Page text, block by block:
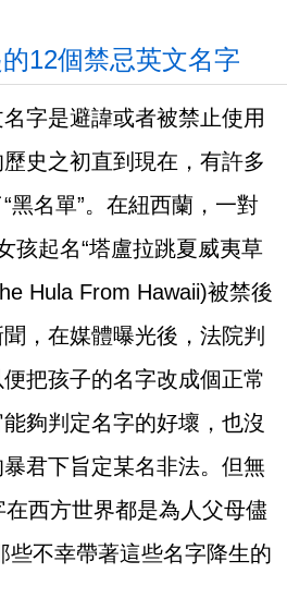
12個禁忌英文名字
字是避諱或者被禁止使用
史之初直到現在，有許多
黑名單”。在紐西蘭，一對
孩起名“塔盧拉跳夏威夷草
Hula From Hawaii)被禁後
，在媒體曝光後，法院判
把孩子的名字改成個正常
夠判定名字的好壞，也沒
君下旨定某名非法。但無
西方世界都是為人父母儘
不幸帶著這些名字降生的